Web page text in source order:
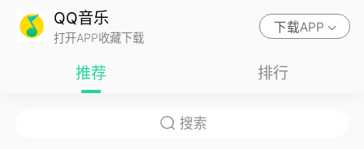
QQ音乐
打开APP收藏下载
下载APP
推荐 排行